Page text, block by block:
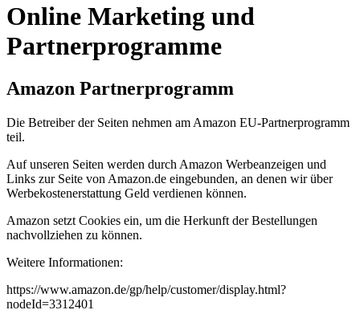
Online Marketing und
Partnerprogramme
Amazon Partnerprogramm
Die Betreiber der Seiten nehmen am Amazon EU-Partnerprogramm
teil.
Auf unseren Seiten werden durch Amazon Werbeanzeigen und
Links zur Seite von Amazon.de eingebunden, an denen wir über
Werbekostenerstattung Geld verdienen können.
Amazon setzt Cookies ein, um die Herkunft der Bestellungen
nachvollziehen zu können.
Weitere Informationen:
https://www.amazon.de/gp/help/customer/display.html?
nodeId=3312401